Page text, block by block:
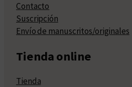
Contacto
Suscripción
Envío de manuscritos/originales
Tienda online
Tienda